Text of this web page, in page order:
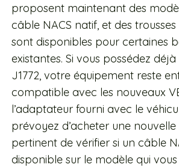
proposent maintenant des
câble NACS natif, et des
sont disponibles pour certaines
existantes. Si vous possédez
J1772, votre équipement reste
compatible avec les nouveaux
l’adaptateur fourni avec le
prévoyez d’acheter une
pertinent de vérifier si un câble
disponible sur le modèle qui vous